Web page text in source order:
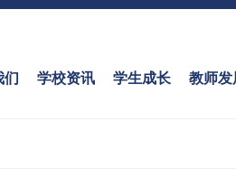
们 学校资讯 学生成长 教师发